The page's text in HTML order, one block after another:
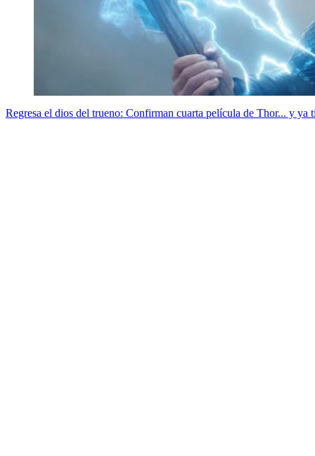
Regresa el dios del trueno: Confirman cuarta película de Thor... y ya